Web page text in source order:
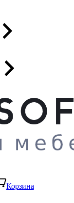
Корзина